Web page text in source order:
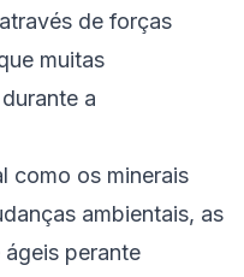
de forças
muitas
a
como os minerais
ambientais, as
perante